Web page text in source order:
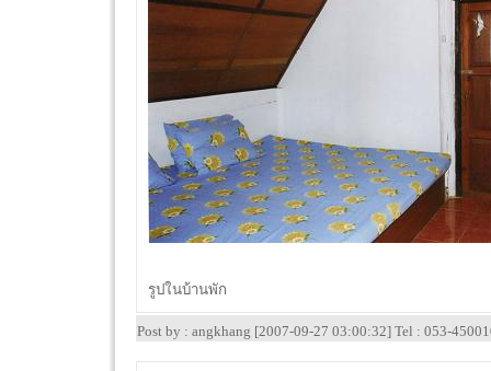
รูปในบ้านพัก
Post by : angkhang [2007-09-27 03:00:32] Tel : 053-